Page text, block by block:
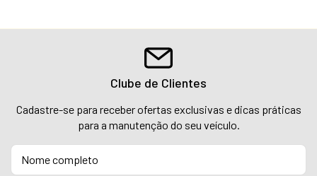
Clube de Clientes
Cadastre-se para receber ofertas exclusivas e dicas práticas
para a manutenção do seu veículo.